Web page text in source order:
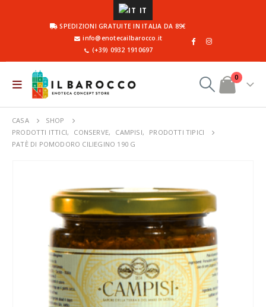
IT
SPEDIZIONI GRATUITE IN ITALIA DA 89€
info@enotecailbarocco.it
(+39) 0932 1910697
0
CASA
SHOP
PRODOTTI ITTICI, CONSERVE, CAMPISI,
PRODOTTI TIPICI
PATÈ DI POMODORO CILIEGINO 190 G